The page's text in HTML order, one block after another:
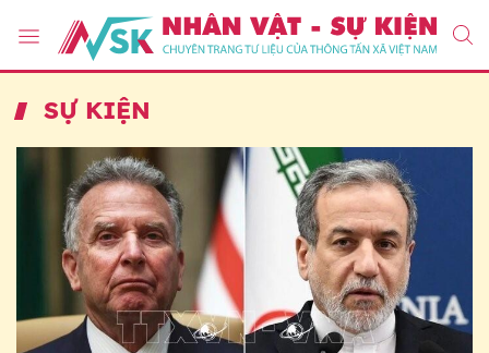
SỰ KIỆN